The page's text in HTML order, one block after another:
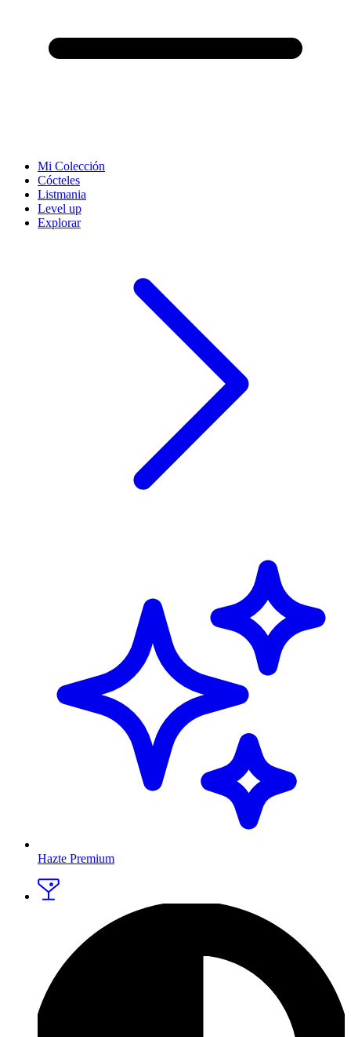
Mi Colección
Cócteles
Listmania
Level up
Explorar
Hazte Premium